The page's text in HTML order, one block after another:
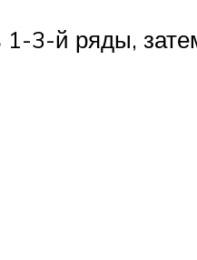
1-3-й ряды,